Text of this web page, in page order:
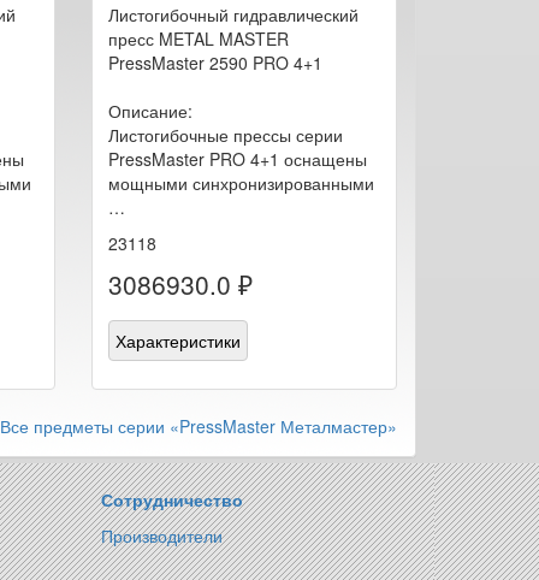
Листогибочный гидравлический
пресс METAL MASTER
PressMaster 2590 PRO 4+1
Описание:
Листогибочные прессы серии
PressMaster PRO 4+1 оснащены
мощными синхронизированными
…
23118
3086930.0 ₽
Характеристики
Все предметы серии «PressMaster Металмастер»
Сотрудничество
Производители